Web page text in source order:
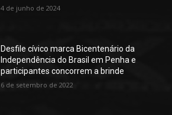
4 de junho de 2024
Desfile cívico marca Bicentenário da
Independência do Brasil em Penha e
participantes concorrem a brinde
6 de setembro de 2022